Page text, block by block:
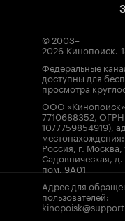
© 2003–
2026 Кинопоиск.
Федеральные
доступны для
просмотра
ООО
7710688352, ОГРН
1077759854919),
местонахождения:
Россия, г. Москва,
Садовническая, д.
пом. 9А01
Адрес для
пользователей: